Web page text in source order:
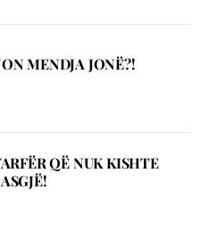
MENDJA JONË?!
QË NUK KISHTE